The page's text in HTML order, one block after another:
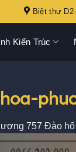
Biệt thự
Kiến Trúc
757 Đào hố